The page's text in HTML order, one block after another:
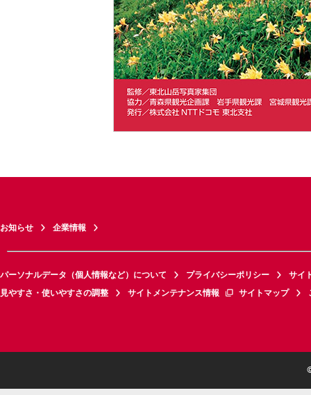
お知らせ 企業情報
パーソナルデータ（個人情報など）について プライバシーポリシー
サイ
見やすさ・使いやすさの調整
サイトメンテナンス情報 サイトマップ